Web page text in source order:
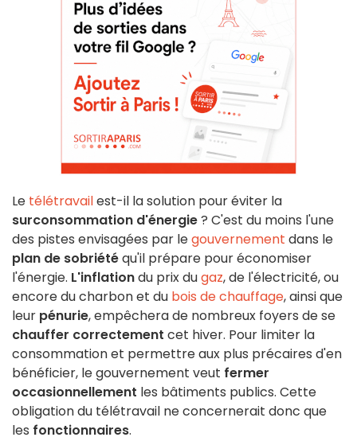
Le télétravailest-il la solution pour éviter la
surconsommation d'énergie? C'est du moins l'une
des pistes envisagées par legouvernement dans le
plan de sobriétéqu'il prépare pour économiser
l'énergie. L'inflationdu prix dugaz, de l'électricité, ou
encore du charbon et du bois de chauffage, ainsi que
leur pénurie, empêchera de nombreux foyers de se
chauffer correctement cet hiver. Pour limiter la
consommation et permettre aux plus précaires d'en
bénéficier, le gouvernement veut fermer
occasionnellement les bâtiments publics. Cette
obligation du télétravail ne concernerait donc que
les fonctionnaires.